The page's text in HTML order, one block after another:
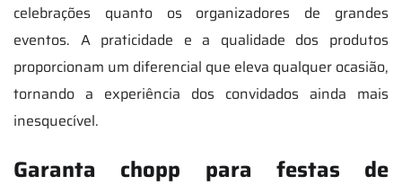
celebrações quanto os organizadores de grandes
eventos. A praticidade e a qualidade dos produtos
proporcionam um diferencial que eleva qualquer ocasião,
tornando a experiência dos convidados ainda mais
inesquecível.
Garanta chopp para festas de